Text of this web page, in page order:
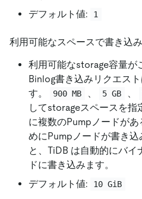
デフォルト値:
1
利用可能なスペースで書き込
利用可能なstorage容量が
Binlog書き込みリクエス
す。
900 MB 5 GB
してstorageスペースを指
に複数のPumpノードが
めにPumpノードが書き
と、TiDB は自動的にバ
ドに書き込みます。
デフォルト値:
10 GiB